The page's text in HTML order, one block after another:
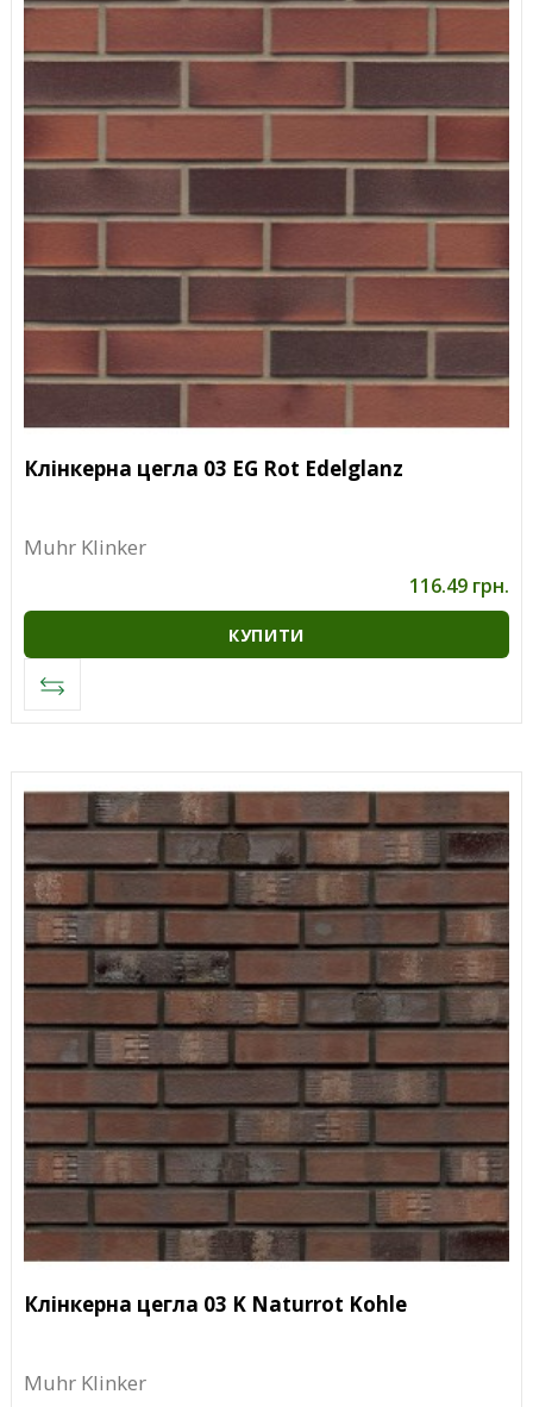
Клінкерна цегла 03 EG Rot Edelglanz
Muhr Klinker
116.49 грн.
КУПИТИ
Клінкерна цегла 03 K Naturrot Kohle
Muhr Klinker